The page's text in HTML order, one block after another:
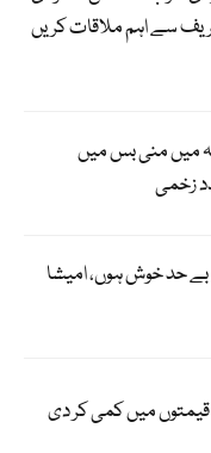
سے اہم ملاقات کریں
میں منی بس میں
بے حد خوش ہوں، امیشا
قیمتوں میں کمی کر دی